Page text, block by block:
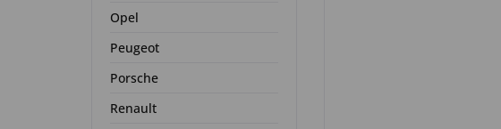
Opel
Peugeot
Porsche
Renault